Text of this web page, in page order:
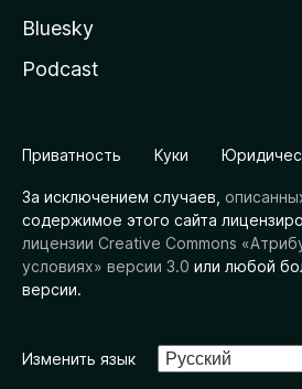
Bluesky
Podcast
Приватность Куки
За исключением случаев,
содержимое этого сайта
лицензии Creative Commons
условиях» версии 3.0 или любой
версии.
Изменить язык